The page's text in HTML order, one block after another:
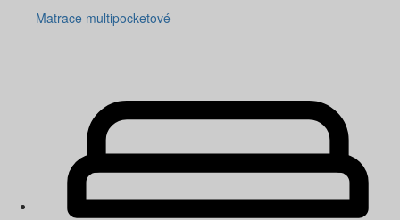
Matrace multipocketové